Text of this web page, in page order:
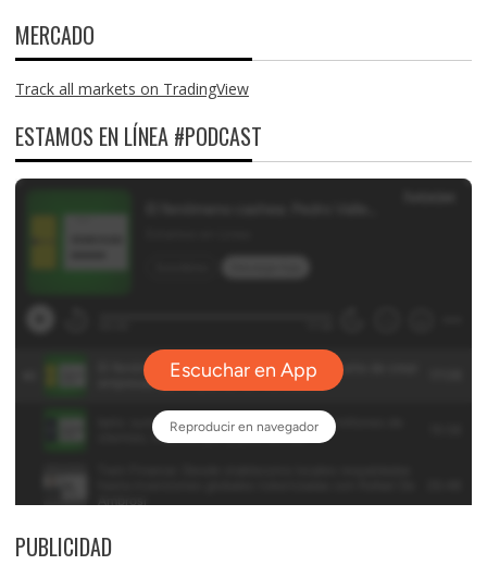
MERCADO
Track all markets on TradingView
ESTAMOS EN LÍNEA #PODCAST
PUBLICIDAD